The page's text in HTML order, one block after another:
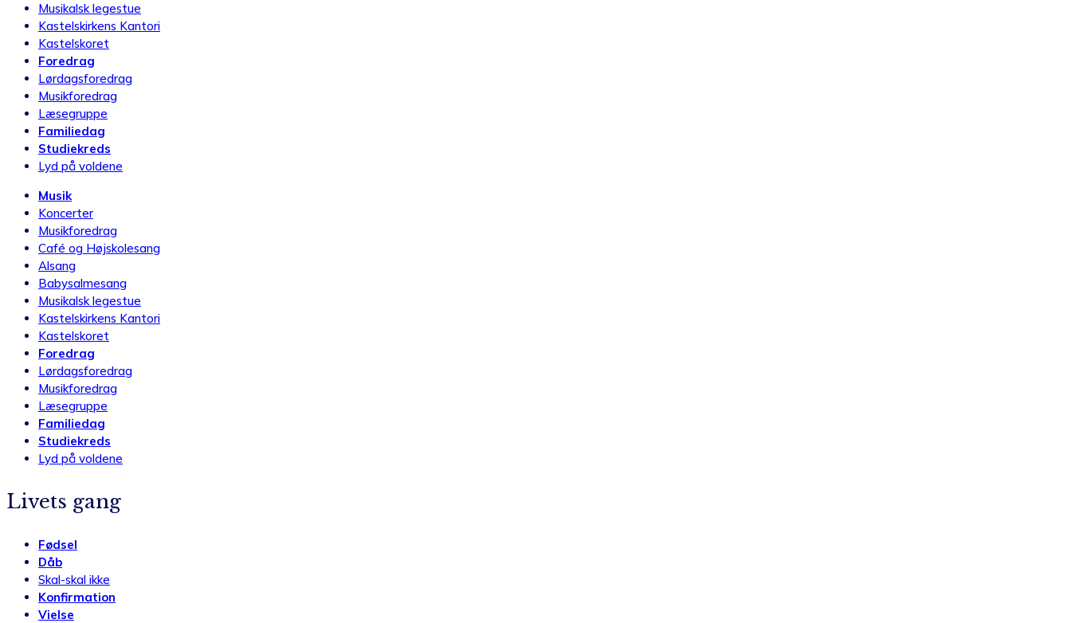
Musikalsk legestue
Kastelskirkens Kantori
Kastelskoret
Foredrag
Lørdagsforedrag
Musikforedrag
Læsegruppe
Familiedag
Studiekreds
Lyd på voldene
Musik
Koncerter
Musikforedrag
Café og Højskolesang
Alsang
Babysalmesang
Musikalsk legestue
Kastelskirkens Kantori
Kastelskoret
Foredrag
Lørdagsforedrag
Musikforedrag
Læsegruppe
Familiedag
Studiekreds
Lyd på voldene
Livets gang
Fødsel
Dåb
Skal-skal ikke
Konfirmation
Vielse